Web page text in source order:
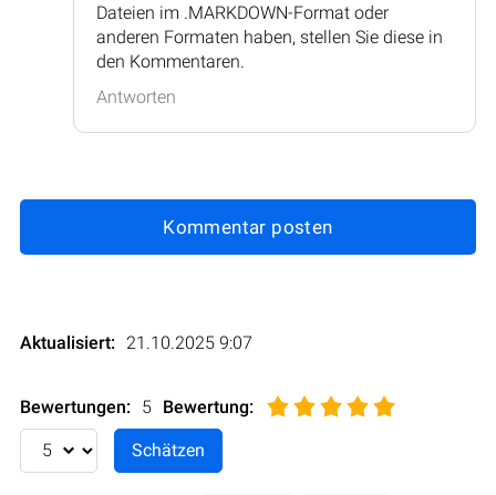
Dateien im .MARKDOWN-Format oder
anderen Formaten haben, stellen Sie diese in
den Kommentaren.
Antworten
Kommentar posten
Aktualisiert: 21.10.2025 9:07
Bewertungen: 5 Bewertung: